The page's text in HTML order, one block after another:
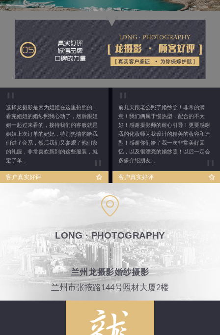
选择龙摄影是因为姐姐在这里拍照的，
看完姐姐的婚纱照我心动了，然后跟姐
姐一起过来看的，接待我们的客服就是
姐姐上次订单的妃妃，特别热情的给我
们讲了套系，然后我们又参观了他们家
的礼服，非常喜欢新到的这些服装，就
定了单...
客户真实好评
前几天跟老公照了婚纱照！非常的满
意！我们俩属于慢热型，配合的不太
好！感谢摄影师的耐心引导！更要感谢
我的化妆师为我设计的精美的妆容和造
型！感谢你们给了我一次非常美好回
忆，以及很漂亮的婚纱照！以后一定会
多多介绍朋友...
客户真实好评
LONG · PHOTOGRAPHY
兰州龙摄影婚纱摄影
兰州市张掖路144号照材大厦2楼